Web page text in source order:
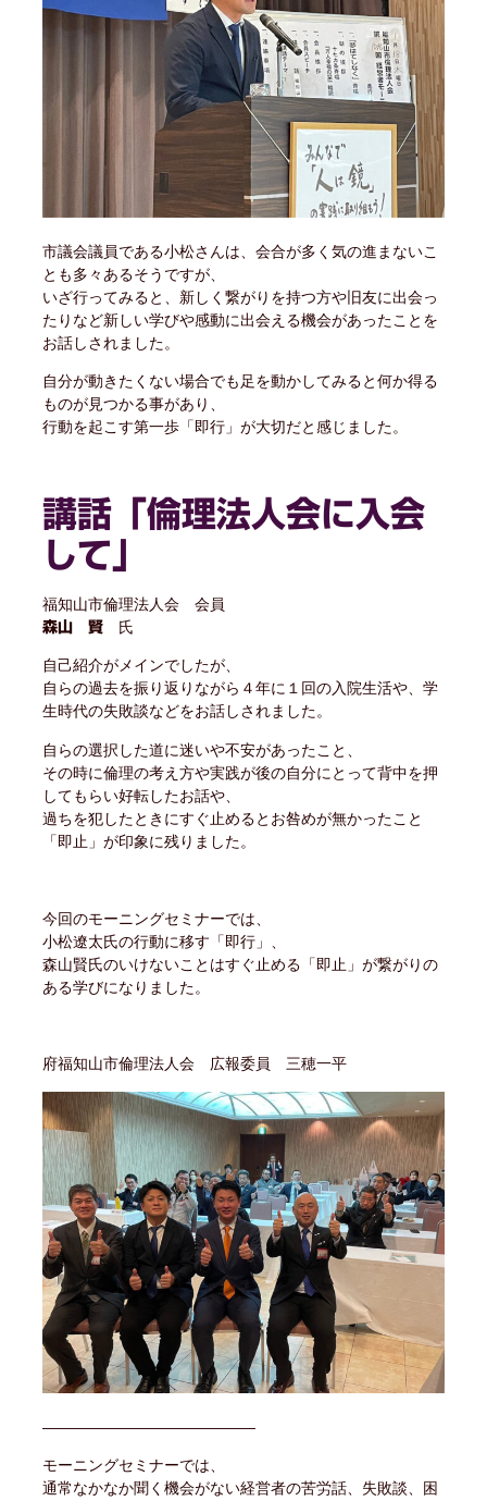
市議会議員である小松さんは、会合が多く気の進まないこ
とも多々あるそうですが、
いざ行ってみると、新しく繋がりを持つ方や旧友に出会っ
たりなど新しい学びや感動に出会える機会があったことを
お話しされました。
自分が動きたくない場合でも足を動かしてみると何か得る
ものが見つかる事があり、
行動を起こす第一歩「即行」が大切だと感じました。
講話「倫理法人会に入会
して」
福知山市倫理法人会 会員
森山 賢氏
自己紹介がメインでしたが、
自らの過去を振り返りながら４年に１回の入院生活や、学
生時代の失敗談などをお話しされました。
自らの選択した道に迷いや不安があったこと、
その時に倫理の考え方や実践が後の自分にとって背中を押
してもらい好転したお話や、
過ちを犯したときにすぐ止めるとお咎めが無かったこと
「即止」が印象に残りました。
今回のモーニングセミナーでは、
小松遼太氏の行動に移す「即行」、
森山賢氏のいけないことはすぐ止める「即止」が繋がりの
ある学びになりました。
府福知山市倫理法人会 広報委員 三穂一平
――――――――――――――
モーニングセミナーでは、
通常なかなか聞く機会がない経営者の苦労話、失敗談、困